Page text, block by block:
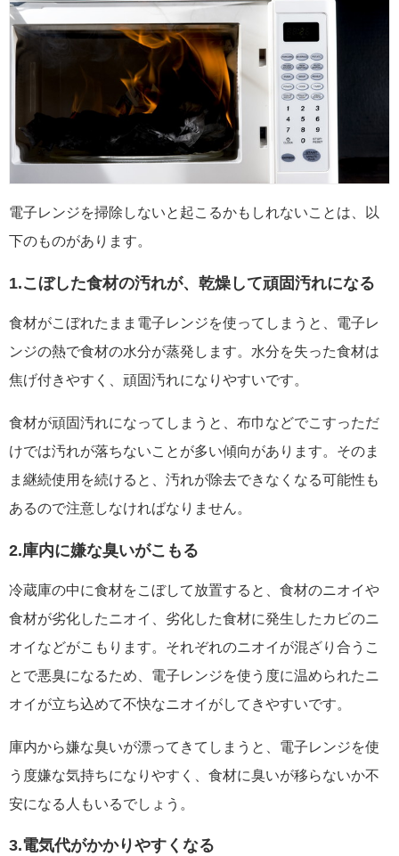
電子レンジを掃除しないと起こるかもしれないことは、以
下のものがあります。
1.こぼした食材の汚れが、乾燥して頑固汚れになる
食材がこぼれたまま電子レンジを使ってしまうと、電子レ
ンジの熱で食材の水分が蒸発します。水分を失った食材は
焦げ付きやすく、頑固汚れになりやすいです。
食材が頑固汚れになってしまうと、布巾などでこすっただ
けでは汚れが落ちないことが多い傾向があります。そのま
ま継続使用を続けると、汚れが除去できなくなる可能性も
あるので注意しなければなりません。
2.庫内に嫌な臭いがこもる
冷蔵庫の中に食材をこぼして放置すると、食材のニオイや
食材が劣化したニオイ、劣化した食材に発生したカビのニ
オイなどがこもります。それぞれのニオイが混ざり合うこ
とで悪臭になるため、電子レンジを使う度に温められたニ
オイが立ち込めて不快なニオイがしてきやすいです。
庫内から嫌な臭いが漂ってきてしまうと、電子レンジを使
う度嫌な気持ちになりやすく、食材に臭いが移らないか不
安になる人もいるでしょう。
3.電気代がかかりやすくなる